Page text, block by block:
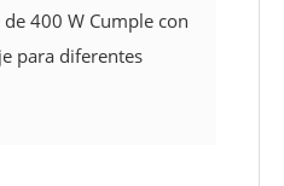
400 W Cumple con
para diferentes